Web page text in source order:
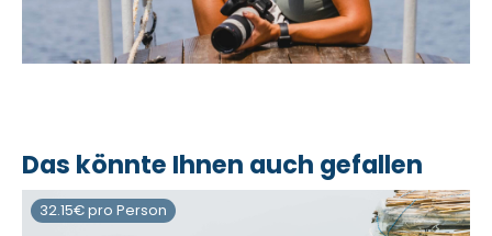
Das könnte Ihnen auch gefallen
32.15€ pro Person